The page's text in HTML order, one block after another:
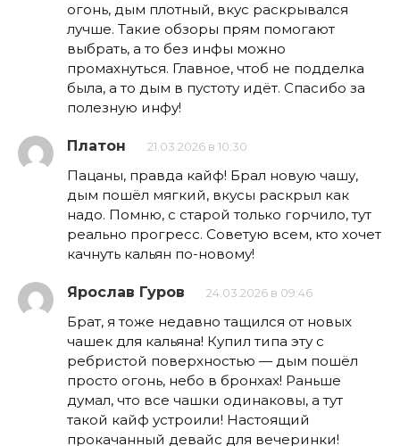
огонь, дым плотный, вкус раскрывался
лучше. Такие обзоры прям помогают
выбрать, а то без инфы можно
промахнуться. Главное, чтоб не подделка
была, а то дым в пустоту идёт. Спасибо за
полезную инфу!
Платон 21.03.2026 в 10:30
Пацаны, правда кайф! Брал новую чашу,
дым пошёл мягкий, вкусы раскрыл как
надо. Помню, с старой только горчило, тут
реально прогресс. Советую всем, кто хочет
качнуть кальян по-новому!
Ярослав Гуров 24.03.2026 в 09:46
Брат, я тоже недавно тащился от новых
чашек для кальяна! Купил типа эту с
ребристой поверхностью — дым пошёл
просто огонь, небо в бронхах! Раньше
думал, что все чашки одинаковы, а тут
такой кайф устроили! Настоящий
прокачанный девайс для вечеринки!